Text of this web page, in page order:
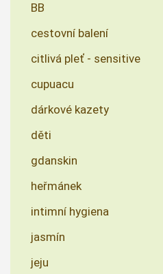
BB
cestovní balení
citlivá pleť - sensitive
cupuacu
dárkové kazety
děti
gdanskin
heřmánek
intimní hygiena
jasmín
jeju